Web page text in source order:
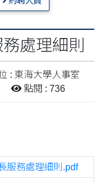
處理細則
: 東海大學人事室
點閱 : 736
服務處理細則.pdf